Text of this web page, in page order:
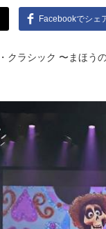
Facebookでシェ
クラシック 〜まほ